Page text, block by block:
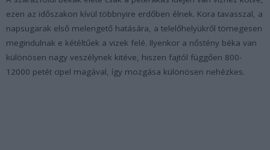
ezen az időszakon kívül többnyire erdőben élnek. Kora tavasszal, a
napsugarak első melengető hatására, a telelőhelyükről tömegesen
megindulnak e kétéltűek a vizek felé. Ilyenkor a nőstény béka van
különösen nagy veszélynek kitéve, hiszen fajtól függően 800-
12000 petét cipel magával, így mozgása különösen nehézkes.